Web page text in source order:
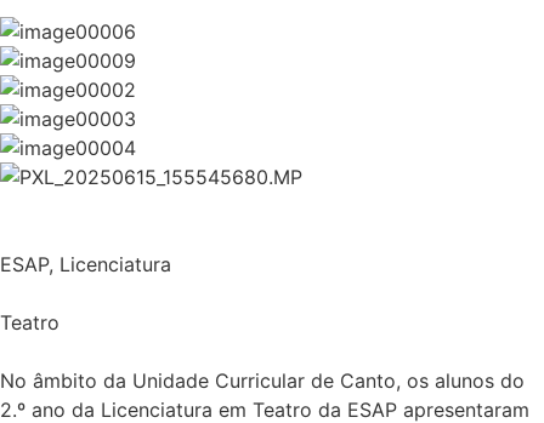
ESAP, Licenciatura
Teatro
No âmbito da Unidade Curricular de Canto, os alunos do
2.º ano da Licenciatura em Teatro da ESAP apresentaram